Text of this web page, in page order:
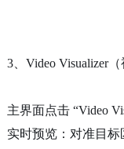
3、Video Visualizer
主界面点击 “Video
实时预览：对准目标